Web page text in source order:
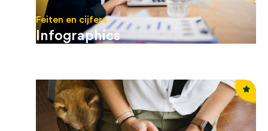
Feiten en cijfers
Infographics